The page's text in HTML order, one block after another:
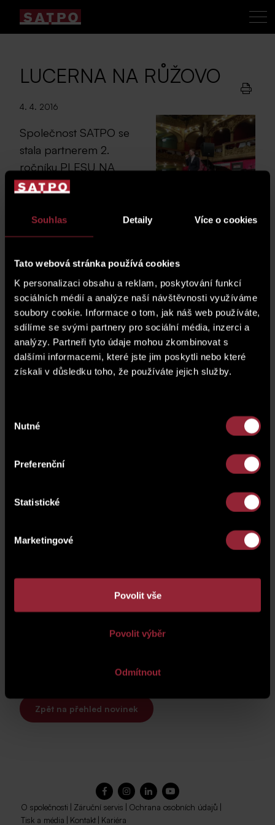
Souhlas Detaily Více o cookies
Tato webová stránka používá cookies
K personalizaci obsahu a reklam, poskytování funkcí
sociálních médií a analýze naší návštěvnosti využíváme
soubory cookie. Informace o tom, jak náš web používáte,
sdílíme se svými partnery pro sociální média, inzerci a
analýzy. Partneři tyto údaje mohou zkombinovat s
dalšími informacemi, které jste jim poskytli nebo které
získali v důsledku toho, že používáte jejich služby.
souhlasu
Nutné
Preferenční
Statistické
Marketingové
Povolit vše
Povolit výběr
Odmítnout
LUCERNA NA RŮŽOVO
4. 4. 2016
Společnost SATPO se
stala partnerem 2.
ročníku PLESU NA
RŮŽOVO, který se
Lucerně pod záštitou
nadačního fondu
Společnost SATPO se stala partnerem 2. ročníku PLESU
NA RŮŽOVO, který se konal 2.4. 2016 v Lucerně pod
záštitou nadačního fondu Mamma HELP.
O skvělou atmosféru celého večera se postarala skvělá
hudba a známé tváře jako například Ondřej Ruml, Richard
Nedvěd, Marie Doležalová a Marek Zelinka, Laďa
Kerndl, Ester Janečková, Tip Top Band. Agentura Daniela
Models uspořádala inspirativní módní přehlídku večerních
můžeme pomoci a podpořit dobrou věc.
Zpět na přehled novinek
O společnosti Záruční servis Ochrana osobních údajů
Tisk a média
Kontakt Kariéra